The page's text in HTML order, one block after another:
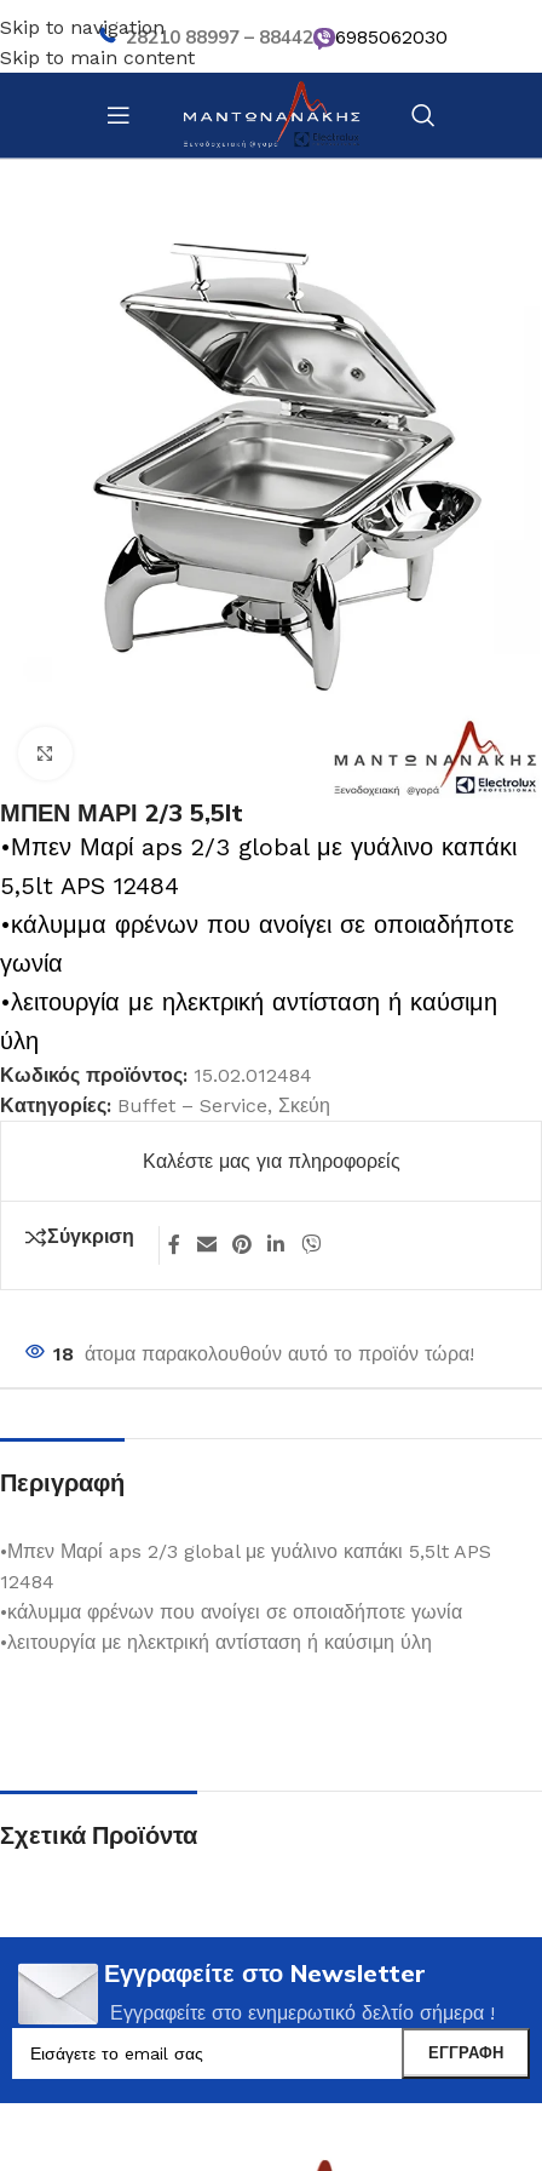
Skip to navigation
Skip to main content
28210 88997 – 88442 6985062030
Αρχική σελίδα/
ΜΠΕΝ ΜΑΡΙ 2/3 5,5lt
•Μπεν Μαρί aps 2/3 global με γυάλινο καπάκι
5,5lt APS 12484
•κάλυμμα φρένων που ανοίγει σε οποιαδήποτε
γωνία
•λειτουργία με ηλεκτρική αντίσταση ή καύσιμη
ύλη
Κωδικός προϊόντος: 15.02.012484
Κατηγορίες: Buffet – Service, Σκεύη
Καλέστε μας για πληροφορείς
Σύγκριση
18 άτομα παρακολουθούν αυτό το προϊόν τώρα!
Περιγραφή
•Μπεν Μαρί aps 2/3 global με γυάλινο καπάκι 5,5lt APS
12484
•κάλυμμα φρένων που ανοίγει σε οποιαδήποτε γωνία
•λειτουργία με ηλεκτρική αντίσταση ή καύσιμη ύλη
Σχετικά Προϊόντα
Εγγραφείτε στο Newsletter
Εγγραφείτε στο ενημερωτικό δελτίο σήμερα !